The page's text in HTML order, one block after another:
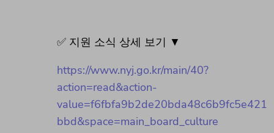
✅ 지원 소식 상세 보기 ▼
https://www.nyj.go.kr/main/40?
action=read&action-
value=f6fbfa9b2de20bda48c6b9fc5e421
bbd&space=main_board_culture